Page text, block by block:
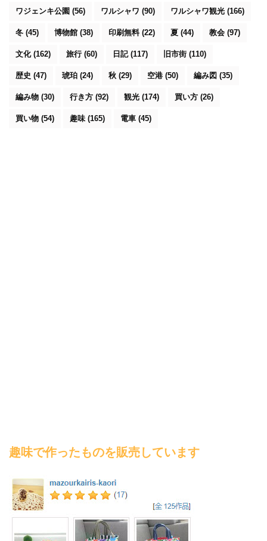
ワジェンキ公園 (56) ワルシャワ (90) ワルシャワ観光 (166)
冬 (45) 博物館 (38) 印刷無料(22) 夏 (44) 教会 (97)
文化(162) 旅行 (60) 日記(117) 旧市街 (110)
歴史 (47) 琥珀 (24) 秋 (29) 空港 (50) 編み図 (35)
編み物 (30) 行き方 (92) 観光 (174) 買い方 (26)
買い物 (54) 趣味 (165) 電車 (45)
趣味で作ったものを販売しています